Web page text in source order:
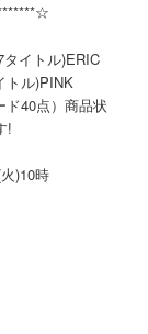
イトル)ERIC
トル)PINK
ド40点）商品状
!
)10時